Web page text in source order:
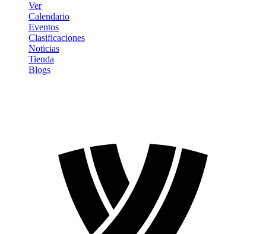
Ver
Calendario
Eventos
Clasificaciones
Noticias
Tienda
Blogs